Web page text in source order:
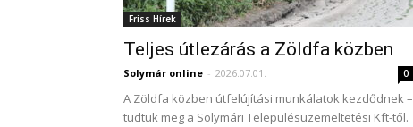
Friss Hírek
Teljes útlezárás a Zöldfa közben
Solymár online - 2026.07.01. 0
A Zöldfa közben útfelújítási munkálatok kezdődnek –
tudtuk meg a Solymári Településüzemeltetési Kft-től.